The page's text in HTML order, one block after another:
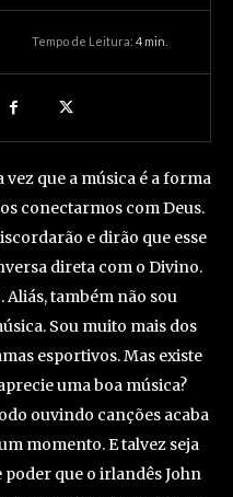
Tempo de Leitura: 4min.
que a música é a forma
conectarmos com Deus.
e dirão que esse
direta com o Divino.
Aliás, também não sou
Sou muito mais dos
esportivos. Mas existe
uma boa música?
ouvindo canções acaba
momento. E talvez seja
que o irlandês John